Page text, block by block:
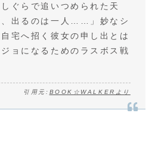
ぐらで追いつめられた天
、出るのは一人……」妙なシ
宅へ招く彼女の申し出とは
ョになるためのラスボス戦
引用元: BOOK☆WALKERより